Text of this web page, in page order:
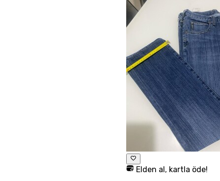
Elden al, kartla öde!